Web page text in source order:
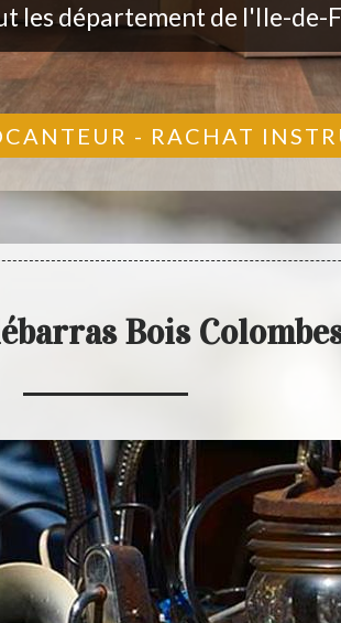
les département de l'Ile-de-
- RACHAT
Bois